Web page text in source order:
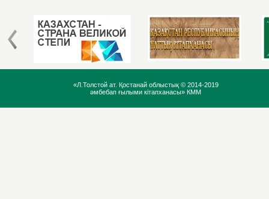
«Л.Толстой ат. Қостанай облыстық © 2014-2019
әмбебап ғылыми кітапханасы» КММ